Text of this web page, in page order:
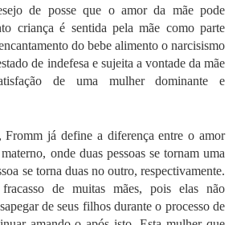
de posse que o amor da mãe pode
criança é sentida pela mãe como parte
do bebe alimento o narcisismo
de indefesa e sujeita a vontade da mãe
de uma mulher dominante e
Fromm já define a diferença entre o amor
onde duas pessoas se tornam uma
se torna duas no outro, respectivamente.
de muitas mães, pois elas não
de seus filhos durante o processo de